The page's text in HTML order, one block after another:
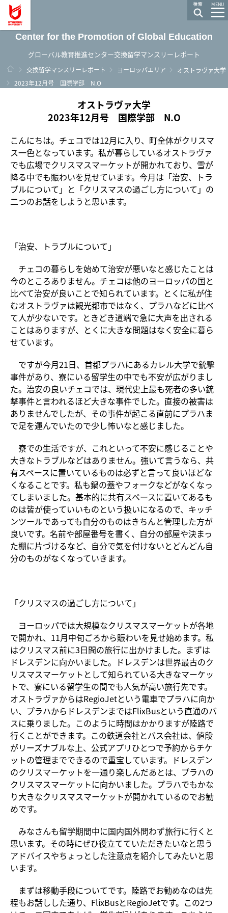
MENU
Center for the Promotion of Global Education
グローバル教育推進センター交換留学マンスリーレポート
ホーム
交換留学マンスリーレポート ヨーロッパエリア
オストラヴァ大学
2023年12月号 国際学部 N.O
オストラヴァ大学
2023年12月号 国際学部 N.O
こんにちは。チェコでは12月に入り、町全体がクリスマ
ス一色となっています。私が暮らしているオストラヴァ
でも広場でクリスマスマーケットが開かれており、雪が
降る中でも賑わいを見せています。今月は「治安、トラ
ブルについて」と「クリスマスの過ごし方について」の
二つのお話をしようと思います。
「治安、トラブルについて」
チェコの暮らしを始めて治安が悪いなと感じたことは
今のところありません。チェコは他のヨーロッパの国と
比べて治安が良いことで知られています。とくに私が住
むオストラヴァは観光都市ではなく、プラハなどに比べ
て人が少ないです。ときどき道端で急に大声を出される
ことはありますが、とくに大きな問題はなく安全に暮ら
せています。
ですが今月21日、首都プラハにあるカレル大学で銃撃
事件があり、寮にいる留学生の中でも不安が広がりまし
た。治安の良いチェコでは、現代史上最も死者の多い銃
撃事件と言われるほど大きな事件でした。直接の被害は
ありませんでしたが、その事件が起こる直前にプラハま
で足を運んでいたので少し怖いなと感じました。
寮での生活ですが、これといって不安に感じることや
大きなトラブルなどはありません。強いて言うなら、共
有スペースに置いているものは必ずと言って良いほどな
くなることです。私も鍋の蓋やフォークなどがなくなっ
てしまいました。基本的に共有スペースに置いてあるも
のは皆が使っていいものという扱いになるので、キッチ
ンツールであっても自分のものはきちんと管理した方が
良いです。名前や部屋番号を書く、自分の部屋や決まっ
た棚に片づけるなど、自分で気を付けないとどんどん自
分のものがなくなっていきます。
「クリスマスの過ごし方について」
ヨーロッパでは大規模なクリスマスマーケットが各地
で開かれ、11月中旬ごろから賑わいを見せ始めます。私
はクリスマス前に3日間の旅行に出かけました。まずは
ドレスデンに向かいました。ドレスデンは世界最古のク
リスマスマーケットとして知られている大きなマーケッ
トで、寮にいる留学生の間でも人気が高い旅行先です。
オストラヴァからはRegioJetという電車でプラハに向か
い、プラハからドレスデンまではFlixBusという直通のバ
スに乗りました。このように時間はかかりますが陸路で
行くことができます。この鉄道会社とバス会社は、値段
がリーズナブルな上、公式アプリひとつで予約からチケ
ットの管理までできるので重宝しています。ドレスデン
のクリスマーケットを一通り楽しんだあとは、プラハの
クリスマスマーケットに向かいました。プラハでもかな
り大きなクリスマスマーケットが開かれているのでお勧
めです。
みなさんも留学期間中に国内国外問わず旅行に行くと
思います。その時にぜひ役立てていただきたいなと思う
アドバイスやちょっとした注意点を紹介してみたいと思
います。
まずは移動手段についてです。陸路でお勧めなのは先
程もお話しした通り、FlixBusとRegioJetです。この2つ